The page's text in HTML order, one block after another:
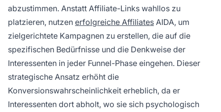
abzustimmen. Anstatt Affiliate-Links wahllos zu
platzieren, nutzen erfolgreiche Affiliates AIDA, um
zielgerichtete Kampagnen zu erstellen, die auf die
spezifischen Bedürfnisse und die Denkweise der
Interessenten in jeder Funnel-Phase eingehen. Dieser
strategische Ansatz erhöht die
Konversionswahrscheinlichkeit erheblich, da er
Interessenten dort abholt, wo sie sich psychologisch